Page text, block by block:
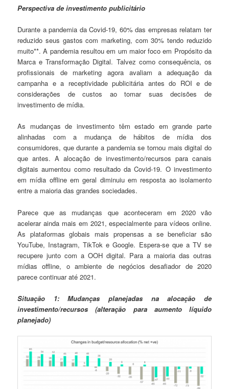
Perspectiva de investimento publicitário
Durante a pandemia da Covid-19, 60% das empresas relatam ter
reduzido seus gastos com marketing, com 30% tendo reduzido
muito**. A pandemia resultou em um maior foco em Propósito da
Marca e Transformação Digital. Talvez como consequência, os
profissionais de marketing agora avaliam a adequação da
campanha e a receptividade publicitária antes do ROI e de
considerações de custos ao tomar suas decisões de
investimento de mídia.
As mudanças de investimento têm estado em grande parte
alinhadas com a mudança de hábitos de mídia dos
consumidores, que durante a pandemia se tornou mais digital do
que antes. A alocação de investimento/recursos para canais
digitais aumentou como resultado da Covid-19. O investimento
em mídia offline em geral diminuiu em resposta ao isolamento
entre a maioria das grandes sociedades.
Parece que as mudanças que aconteceram em 2020 vão
acelerar ainda mais em 2021, especialmente para vídeos online.
As plataformas globais mais propensas a se beneficiar são
YouTube, Instagram, TikTok e Google. Espera-se que a TV se
recupere junto com a OOH digital. Para a maioria das outras
mídias offline, o ambiente de negócios desafiador de 2020
parece continuar até 2021.
Situação 1: Mudanças planejadas na alocação de
investimento/recursos (alteração para aumento líquido
planejado)